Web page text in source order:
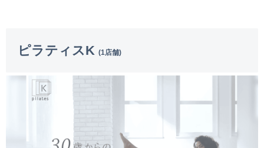
ピラティスK (1店舗)